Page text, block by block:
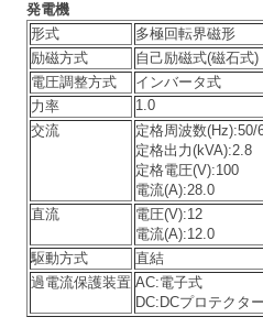
発電機
形式
多極回転界磁形
励磁方式
自己励磁式(磁石式)
電圧調整方式
インバータ式
力率
1.0
交流
定格周波数(Hz):50/
定格出力(kVA):2.8
定格電圧(V):100
電流(A):28.0
直流
電圧(V):12
電流(A):12.0
駆動方式
直結
過電流保護装置 AC:電子式
DC:DCプロテクター